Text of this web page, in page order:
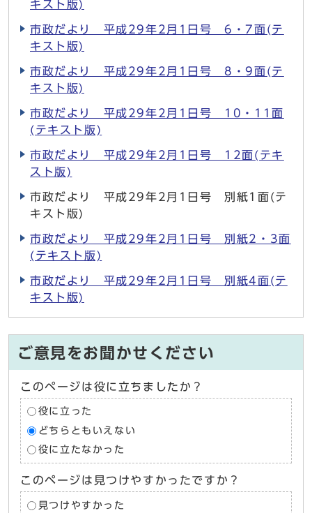
キスト版)
市政だより 平成29年2月1日号 6・7面(テ
キスト版)
市政だより 平成29年2月1日号 8・9面(テ
キスト版)
市政だより 平成29年2月1日号 10・11面
(テキスト版)
市政だより 平成29年2月1日号 12面(テキ
スト版)
市政だより 平成29年2月1日号 別紙1面(テ
キスト版)
市政だより 平成29年2月1日号 別紙2・3面
(テキスト版)
市政だより 平成29年2月1日号 別紙4面(テ
キスト版)
ご意見をお聞かせください
このページは役に立ちましたか？
役に立った
どちらともいえない
役に立たなかった
このページは見つけやすかったですか？
見つけやすかった